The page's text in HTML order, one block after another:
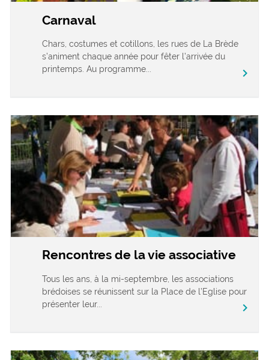
Carnaval
Chars, costumes et cotillons, les rues de La Brède
s’animent chaque année pour fêter l’arrivée du
printemps. Au programme...
chevron_right
Rencontres de la vie associative
Tous les ans, à la mi-septembre, les associations
brédoises se réunissent sur la Place de l’Eglise pour
présenter leur...
chevron_right